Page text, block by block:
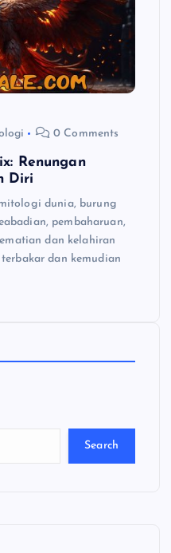
0 Comments
Renungan
Diri
dunia, burung
pembaharuan,
dan kelahiran
dan kemudian
Search